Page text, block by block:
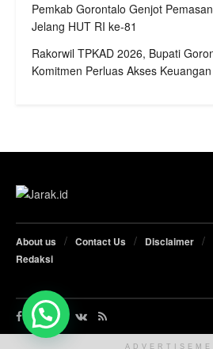
Pemkab Gorontalo Genjot
Jelang HUT RI ke-81
Rakorwil TPKAD 2026, Bupati
Komitmen Perluas Akses
About us Contact Us Disclaimer
Redaksi